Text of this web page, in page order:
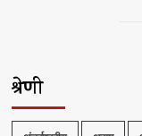
श्रेणी